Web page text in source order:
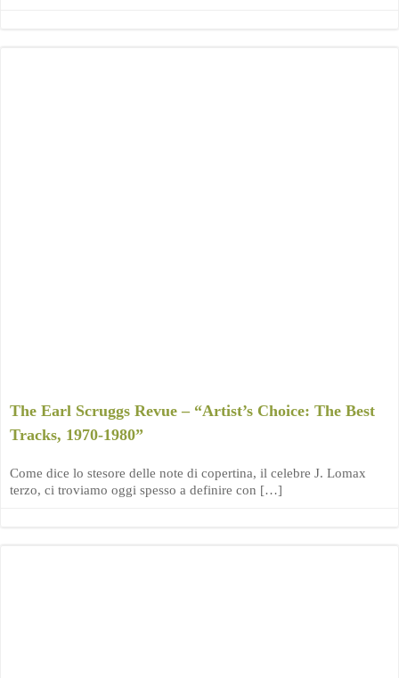
The Earl Scruggs Revue – “Artist’s Choice: The Best
Tracks, 1970-1980”
Come dice lo stesore delle note di copertina, il celebre J. Lomax
terzo, ci troviamo oggi spesso a definire con […]